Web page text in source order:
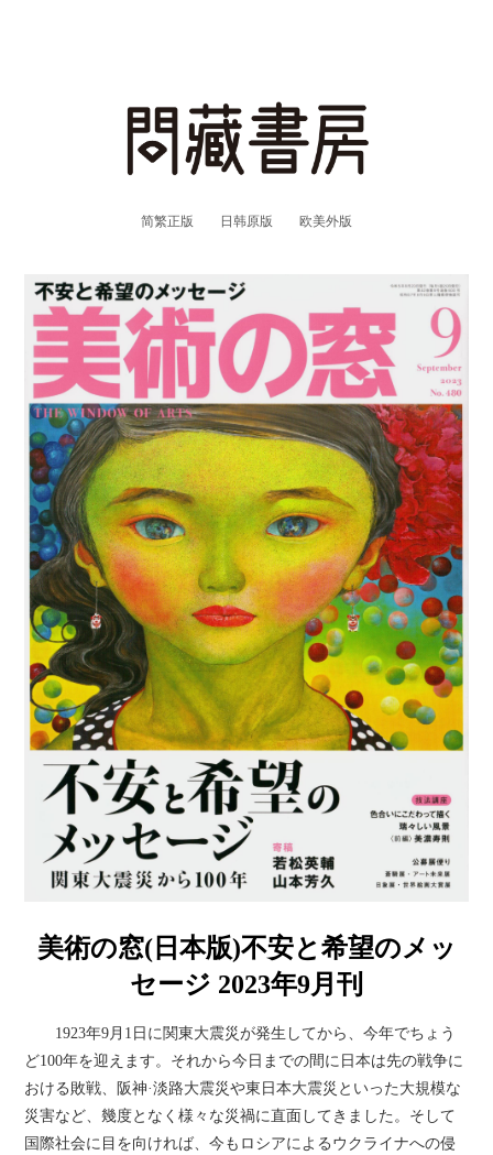
简繁正版 日韩原版 欧美外版
美術の窓(日本版)不安と希望のメッ
セージ 2023年9月刊
1923年9月1日に関東大震災が発生してから、今年でちょう
ど100年を迎えます。それから今日までの間に日本は先の戦争に
おける敗戦、阪神·淡路大震災や東日本大震災といった大規模な
災害など、幾度となく様々な災禍に直面してきました。そして
国際社会に目を向ければ、今もロシアによるウクライナへの侵